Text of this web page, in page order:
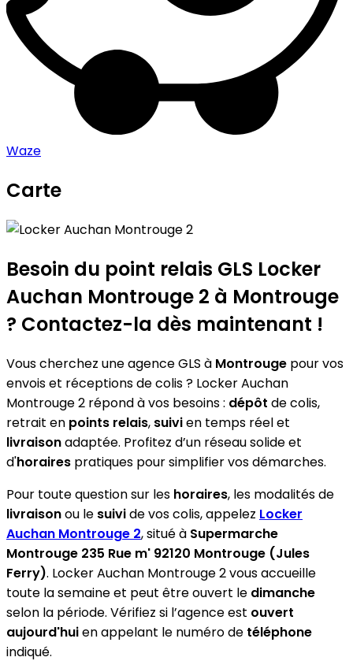
Waze
Carte
Locker Auchan Montrouge 2
+
−
Besoin du point relais GLS Locker
Auchan Montrouge 2 à Montrouge
? Contactez-la dès maintenant !
Vous cherchez une agence GLS à Montrouge pour vos
envois et réceptions de colis ? Locker Auchan
Montrouge 2 répond à vos besoins : dépôt de colis,
retrait en points relais, suivien temps réel et
livraisonadaptée. Profitez d’un réseau solide et
d'horaires pratiques pour simplifier vos démarches.
Pour toute question sur les horaires, les modalités de
livraisonou le suivide vos colis, appelez Locker
Auchan Montrouge 2, situé à Supermarche
Montrouge 235 Rue m' 92120 Montrouge (Jules
Ferry). Locker Auchan Montrouge 2 vous accueille
toute la semaine et peut être ouvert le dimanche
selon la période. Vérifiez si l’agence est ouvert
aujourd'huien appelant le numéro de téléphone
indiqué.